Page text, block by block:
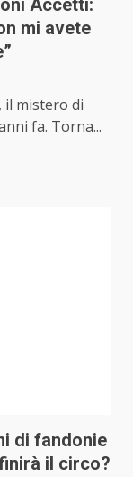
Accetti:
mi avete
il mistero di
fa. Torna...
di fandonie
il circo?